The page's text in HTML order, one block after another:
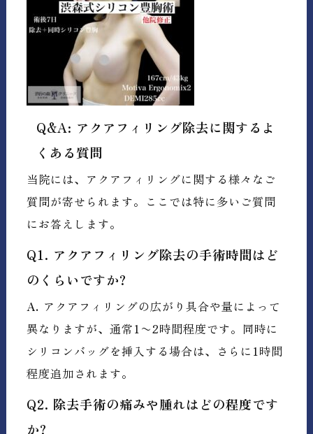
Q&A: アクアフィリング除去に関するよ
くある質問
当院には、アクアフィリングに関する様々なご
質問が寄せられます。ここでは特に多いご質問
にお答えします。
Q1. アクアフィリング除去の手術時間はど
のくらいですか?
A. アクアフィリングの広がり具合や量によって
異なりますが、通常1〜2時間程度です。同時に
シリコンバッグを挿入する場合は、さらに1時間
程度追加されます。
Q2. 除去手術の痛みや腫れはどの程度です
か?